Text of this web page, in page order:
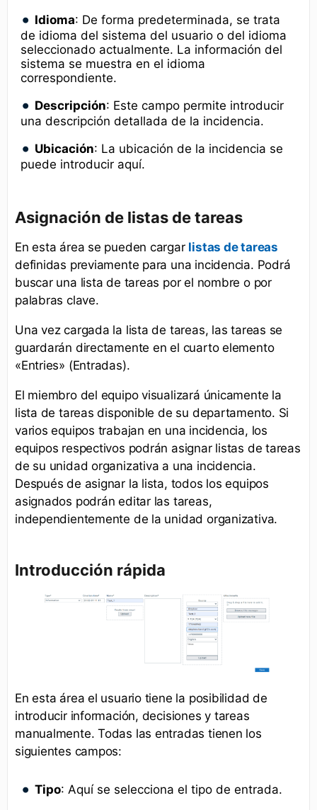
Idioma: De forma predeterminada, se trata
de idioma del sistema del usuario o del idioma
seleccionado actualmente. La información del
sistema se muestra en el idioma
correspondiente.
Descripción: Este campo permite introducir
una descripción detallada de la incidencia.
Ubicación: La ubicación de la incidencia se
puede introducir aquí.
Asignación de listas de tareas
En esta área se pueden cargar listas de tareas
definidas previamente para una incidencia. Podrá
buscar una lista de tareas por el nombre o por
palabras clave.
Una vez cargada la lista de tareas, las tareas se
guardarán directamente en el cuarto elemento
«Entries» (Entradas).
El miembro del equipo visualizará únicamente la
lista de tareas disponible de su departamento. Si
varios equipos trabajan en una incidencia, los
equipos respectivos podrán asignar listas de tareas
de su unidad organizativa a una incidencia.
Después de asignar la lista, todos los equipos
asignados podrán editar las tareas,
independientemente de la unidad organizativa.
Introducción rápida
En esta área el usuario tiene la posibilidad de
introducir información, decisiones y tareas
manualmente. Todas las entradas tienen los
siguientes campos:
Tipo: Aquí se selecciona el tipo de entrada.